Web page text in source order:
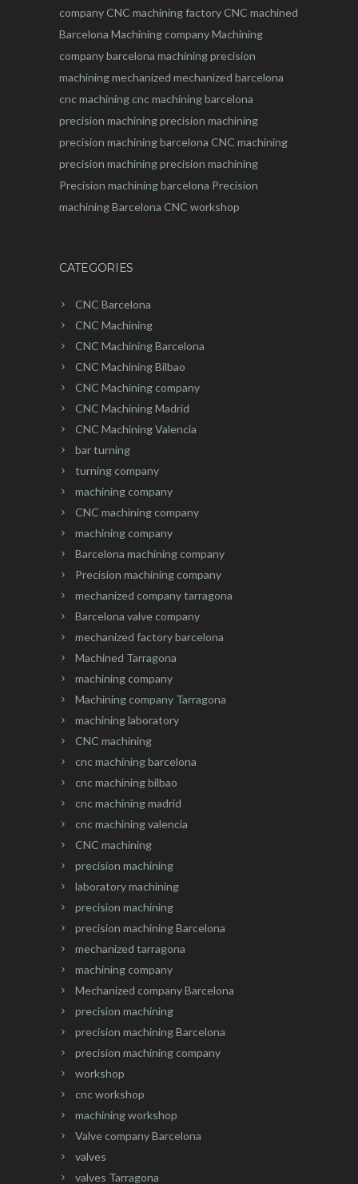
companyCNC machining factoryCNC machined
Barcelona Machining companyMachining
company barcelona machiningprecision
machiningmechanized mechanized barcelona
cnc machiningcnc machining barcelona
precision machiningprecision machining
precision machining barcelona CNC machining
precision machiningprecision machining
Precision machining barcelona Precision
machining Barcelona CNC workshop
CATEGORIES
CNC Barcelona
CNC Machining
CNC Machining Barcelona
CNC Machining Bilbao
CNC Machining company
CNC Machining Madrid
CNC Machining Valencia
bar turning
turning company
machining company
CNC machining company
machining company
Barcelona machining company
Precision machining company
mechanized company tarragona
Barcelona valve company
mechanized factory barcelona
Machined Tarragona
machining company
Machining company Tarragona
machining laboratory
CNC machining
cnc machining barcelona
cnc machining bilbao
cnc machining madrid
cnc machining valencia
CNC machining
precision machining
laboratory machining
precision machining
precision machining Barcelona
mechanized tarragona
machining company
Mechanized company Barcelona
precision machining
precision machining Barcelona
precision machining company
workshop
cnc workshop
machining workshop
Valve company Barcelona
valves
valves Tarragona